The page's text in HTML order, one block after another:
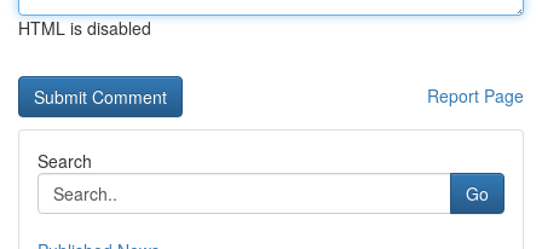
HTML is disabled
Report Page
Search
Go